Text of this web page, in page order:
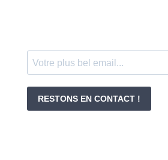
RESTONS EN CONTACT !